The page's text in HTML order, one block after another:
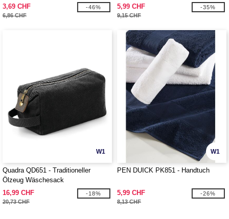
3,69 CHF
6,86 CHF
-46%
5,99 CHF
9,15 CHF
-35%
W1
Quadra QD651 - Traditioneller
Ölzeug Wäschesack
16,99 CHF
20,73 CHF
-18%
W1
PEN DUICK PK851 - Handtuch
5,99 CHF
8,13 CHF
-26%